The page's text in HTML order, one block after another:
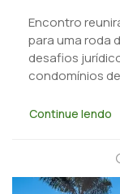
Encontro
para uma roda
desafios
condomínios
Continue lendo